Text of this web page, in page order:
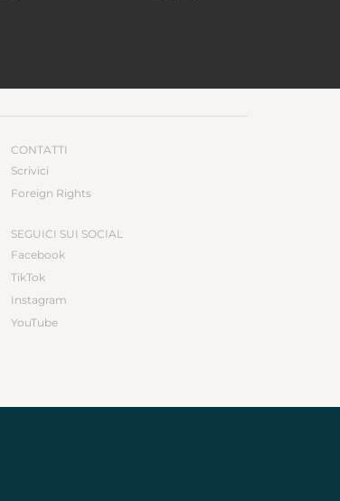
CONTATTI
Scrivici
Foreign Rights
SEGUICI SUI SOCIAL
Facebook
TikTok
Instagram
YouTube